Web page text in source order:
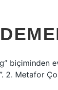
2. Metafor